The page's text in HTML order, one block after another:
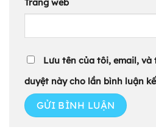
Trang web
Lưu tên của tôi, email,
duyệt này cho lần bình luận